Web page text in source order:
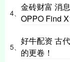
4、
金砖财富 消
OPPO Find
5、
好牛配资 古
的更卷！